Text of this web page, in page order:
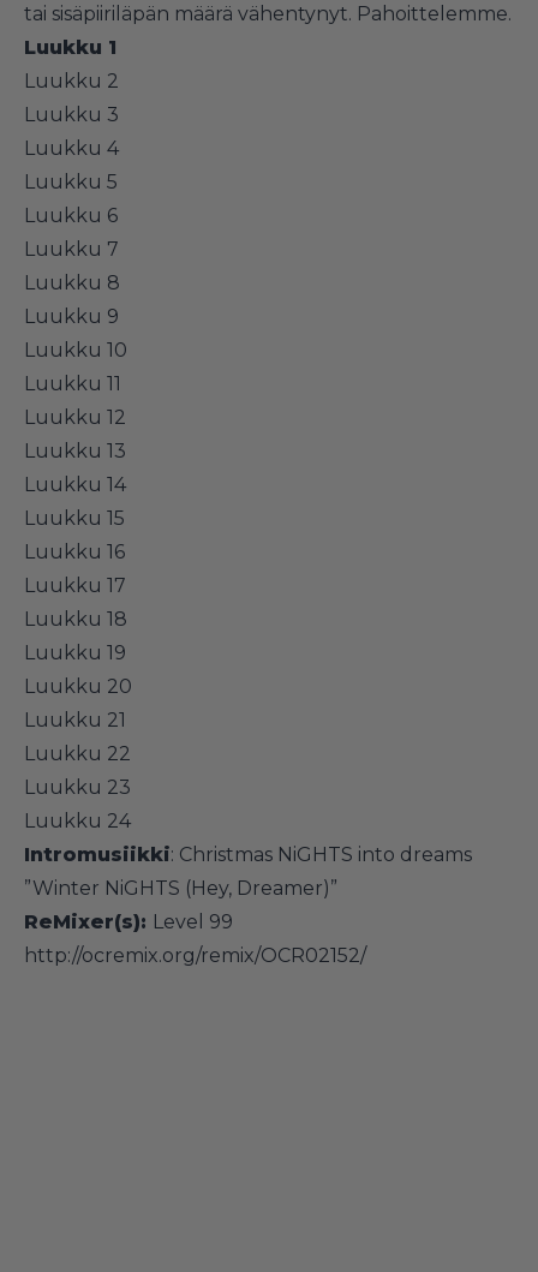
tai sisäpiiriläpän määrä vähentynyt. Pahoittelemme.
Luukku 1
Luukku 2
Luukku 3
Luukku 4
Luukku 5
Luukku 6
Luukku 7
Luukku 8
Luukku 9
Luukku 10
Luukku 11
Luukku 12
Luukku 13
Luukku 14
Luukku 15
Luukku 16
Luukku 17
Luukku 18
Luukku 19
Luukku 20
Luukku 21
Luukku 22
Luukku 23
Luukku 24
Intromusiikki: Christmas NiGHTS into dreams
”Winter NiGHTS (Hey, Dreamer)”
ReMixer(s): Level 99
http://ocremix.org/remix/OCR02152/